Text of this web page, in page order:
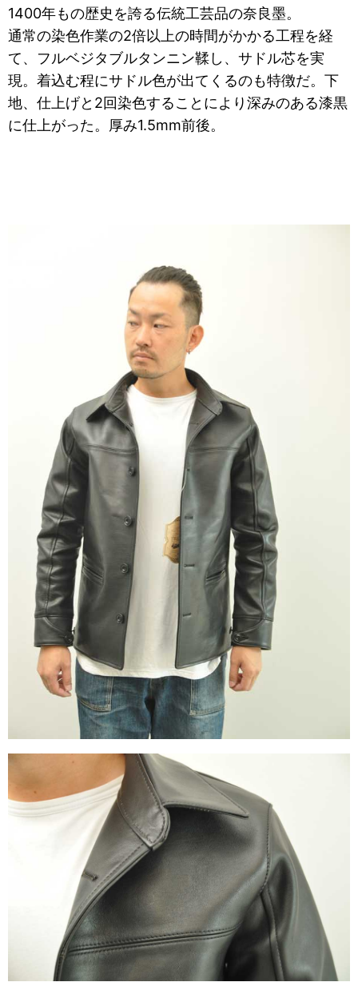
1400年もの歴史を誇る伝統工芸品の奈良墨。
通常の染色作業の2倍以上の時間がかかる工程を経
て、フルベジタブルタンニン鞣し、サドル芯を実
現。着込む程にサドル色が出てくるのも特徴だ。下
地、仕上げと2回染色することにより深みのある漆黒
に仕上がった。厚み1.5mm前後。